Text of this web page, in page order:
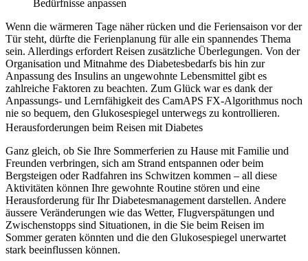
Bedürfnisse anpassen
Wenn die wärmeren Tage näher rücken und die Feriensaison vor der
Tür steht, dürfte die Ferienplanung für alle ein spannendes Thema
sein. Allerdings erfordert Reisen zusätzliche Überlegungen. Von der
Organisation und Mitnahme des Diabetesbedarfs bis hin zur
Anpassung des Insulins an ungewohnte Lebensmittel gibt es
zahlreiche Faktoren zu beachten. Zum Glück war es dank der
Anpassungs- und Lernfähigkeit des CamAPS FX-Algorithmus noch
nie so bequem, den Glukosespiegel unterwegs zu kontrollieren.
Herausforderungen beim Reisen mit Diabetes
Ganz gleich, ob Sie Ihre Sommerferien zu Hause mit Familie und
Freunden verbringen, sich am Strand entspannen oder beim
Bergsteigen oder Radfahren ins Schwitzen kommen – all diese
Aktivitäten können Ihre gewohnte Routine stören und eine
Herausforderung für Ihr Diabetesmanagement darstellen. Andere
äussere Veränderungen wie das Wetter, Flugverspätungen und
Zwischenstopps sind Situationen, in die Sie beim Reisen im
Sommer geraten könnten und die den Glukosespiegel unerwartet
stark beeinflussen können.